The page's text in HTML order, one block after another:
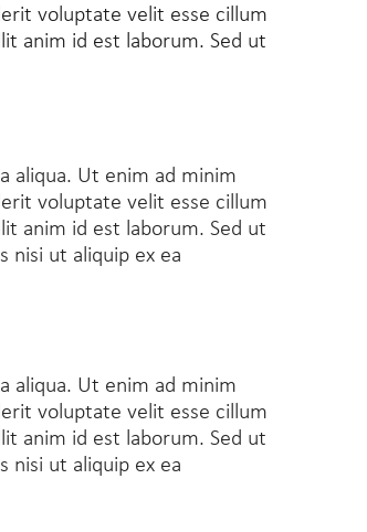
voluptate velit esse cillum
anim id est laborum. Sed ut
aliqua. Ut enim ad minim
voluptate velit esse cillum
anim id est laborum. Sed ut
nisi ut aliquip ex ea
aliqua. Ut enim ad minim
voluptate velit esse cillum
anim id est laborum. Sed ut
nisi ut aliquip ex ea